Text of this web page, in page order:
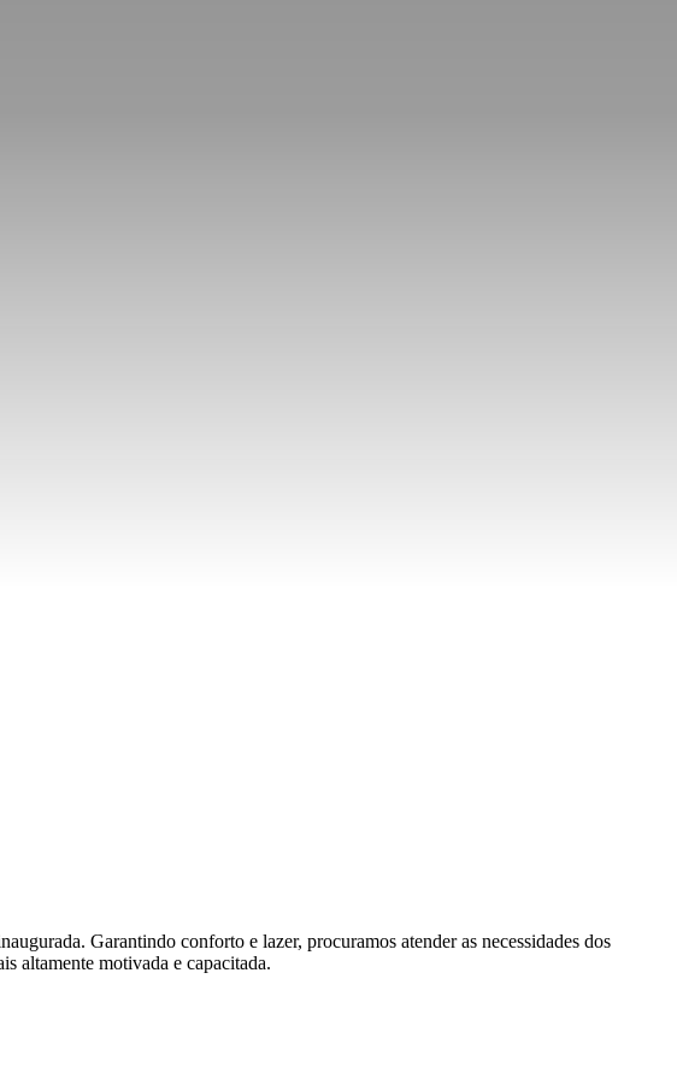
Garantindo conforto e lazer, procuramos atender as necessidades dos
altamente motivada e capacitada.